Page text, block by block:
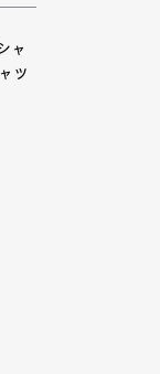
ャ
ツ